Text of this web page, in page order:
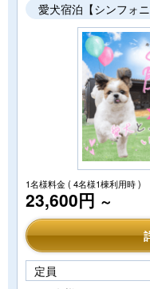
愛犬宿泊【シンフォニ
1名様料金( 4名様1棟利用時 )
23,600円 ～
定員